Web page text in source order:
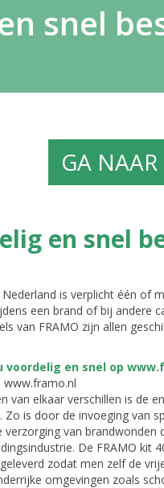
snel
GA
en snel
is verplicht één of
een brand of bij andere
van FRAMO zijn allen
www.framo.nl
elkaar verschillen is de
is door de invoeging van
van brandwonden
De FRAMO kit
zodat men zelf de
omgevingen zoals